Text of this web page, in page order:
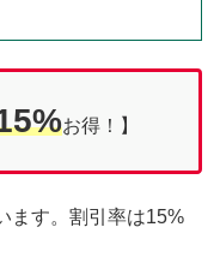
お得！】
ます。割引率は15%